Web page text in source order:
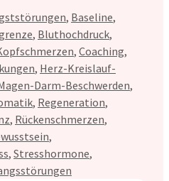
, Baseline,
, Bluthochdruck,
, Coaching,
, Herz-Kreislauf-
Darm-Beschwerden,
, Regeneration,
, Rückenschmerzen,
,
, Stresshormone,